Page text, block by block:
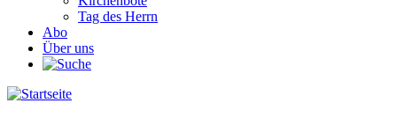
Tag des Herrn
Abo
Über uns